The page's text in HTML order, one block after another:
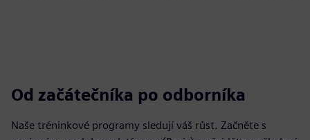
Od začátečníka po odborníka
Naše tréninkové programy sledují váš růst. Začněte s